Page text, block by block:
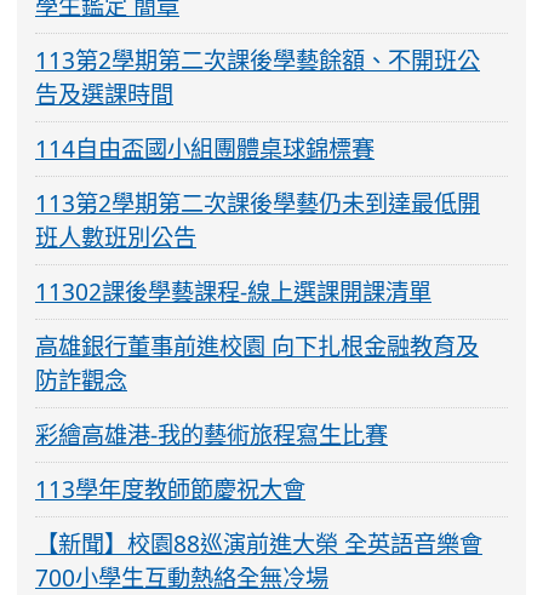
113第2學期第二次課後學藝餘額、不開班公
告及選課時間
114自由盃國小組團體桌球錦標賽
113第2學期第二次課後學藝仍未到達最低開
班人數班別公告
11302課後學藝課程-線上選課開課清單
高雄銀行董事前進校園 向下扎根金融教育及
防詐觀念
彩繪高雄港-我的藝術旅程寫生比賽
113學年度教師節慶祝大會
【新聞】校園88巡演前進大榮 全英語音樂會
700小學生互動熱絡全無冷場